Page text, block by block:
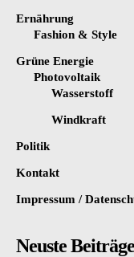
Ernährung
Fashion & Style
Grüne Energie
Photovoltaik
Wasserstoff
Windkraft
Politik
Kontakt
Impressum /
Neuste Beiträge